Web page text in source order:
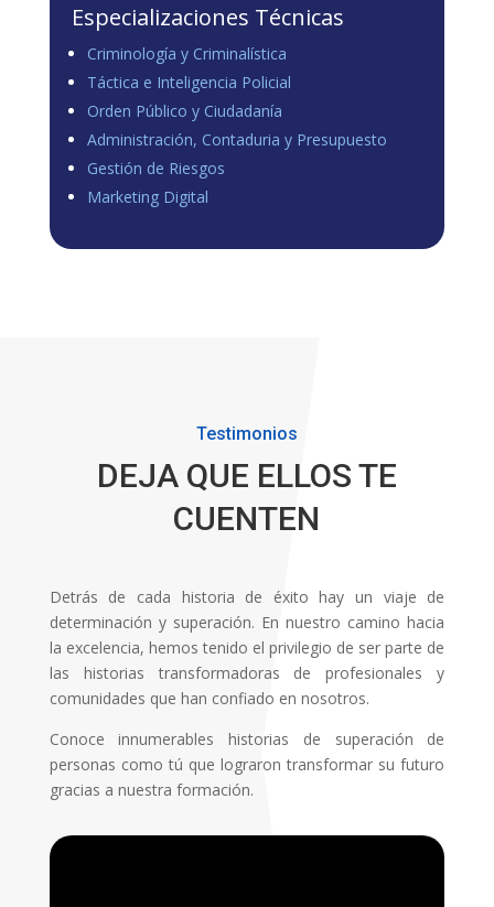
Especializaciones Técnicas
Criminología y Criminalística
Táctica e Inteligencia Policial
Orden Público y Ciudadanía
Administración, Contaduria y Presupuesto
Gestión de Riesgos
Marketing Digital
Testimonios
DEJA QUE ELLOS TE
CUENTEN
Detrás de cada historia de éxito hay un viaje de
determinación y superación. En nuestro camino hacia
la excelencia, hemos tenido el privilegio de ser parte de
las historias transformadoras de profesionales y
comunidades que han confiado en nosotros.
Conoce innumerables historias de superación de
personas como tú que lograron transformar su futuro
gracias a nuestra formación.